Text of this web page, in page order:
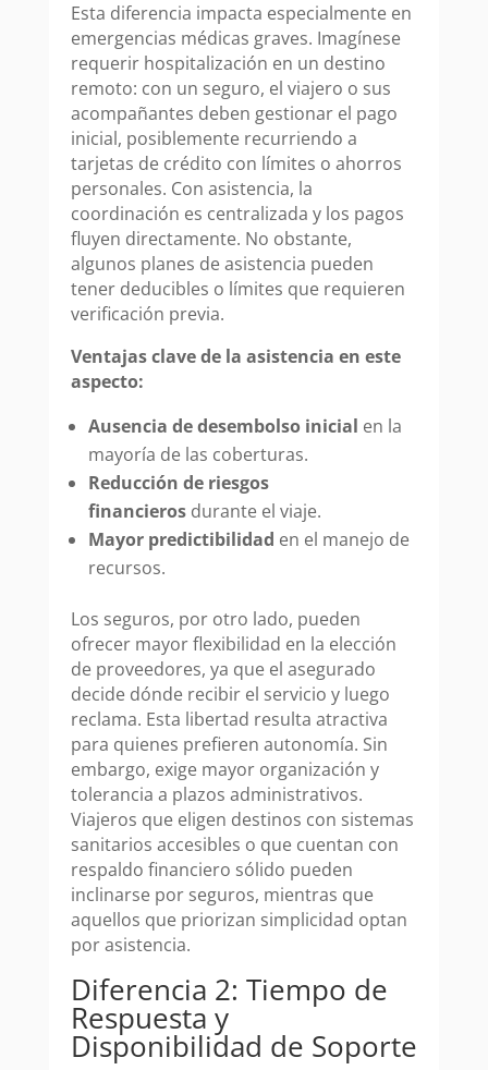
Esta diferencia impacta especialmente en
emergencias médicas graves. Imagínese
requerir hospitalización en un destino
remoto: con un seguro, el viajero o sus
acompañantes deben gestionar el pago
inicial, posiblemente recurriendo a
tarjetas de crédito con límites o ahorros
personales. Con asistencia, la
coordinación es centralizada y los pagos
fluyen directamente. No obstante,
algunos planes de asistencia pueden
tener deducibles o límites que requieren
verificación previa.
Ventajas clave de la asistencia en este
aspecto:
Ausencia de desembolso inicial en la
mayoría de las coberturas.
Reducción de riesgos
financierosdurante el viaje.
Mayor predictibilidad en el manejo de
recursos.
Los seguros, por otro lado, pueden
ofrecer mayor flexibilidad en la elección
de proveedores, ya que el asegurado
decide dónde recibir el servicio y luego
reclama. Esta libertad resulta atractiva
para quienes prefieren autonomía. Sin
embargo, exige mayor organización y
tolerancia a plazos administrativos.
Viajeros que eligen destinos con sistemas
sanitarios accesibles o que cuentan con
respaldo financiero sólido pueden
inclinarse por seguros, mientras que
aquellos que priorizan simplicidad optan
por asistencia.
Diferencia 2: Tiempo de
Respuesta y
Disponibilidad de Soporte